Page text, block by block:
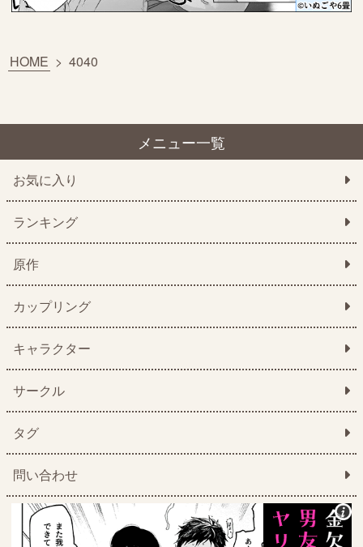
HOME > 4040
メニュー一覧
お気に入り
ランキング
原作
カップリング
キャラクター
サークル
タグ
問い合わせ